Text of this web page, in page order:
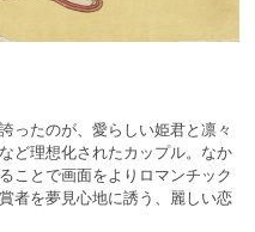
ったのが、愛らしい姫君と凛々
ど理想化されたカップル。なか
ことで画面をよりロマンチック
者を夢見心地に誘う、麗しい恋